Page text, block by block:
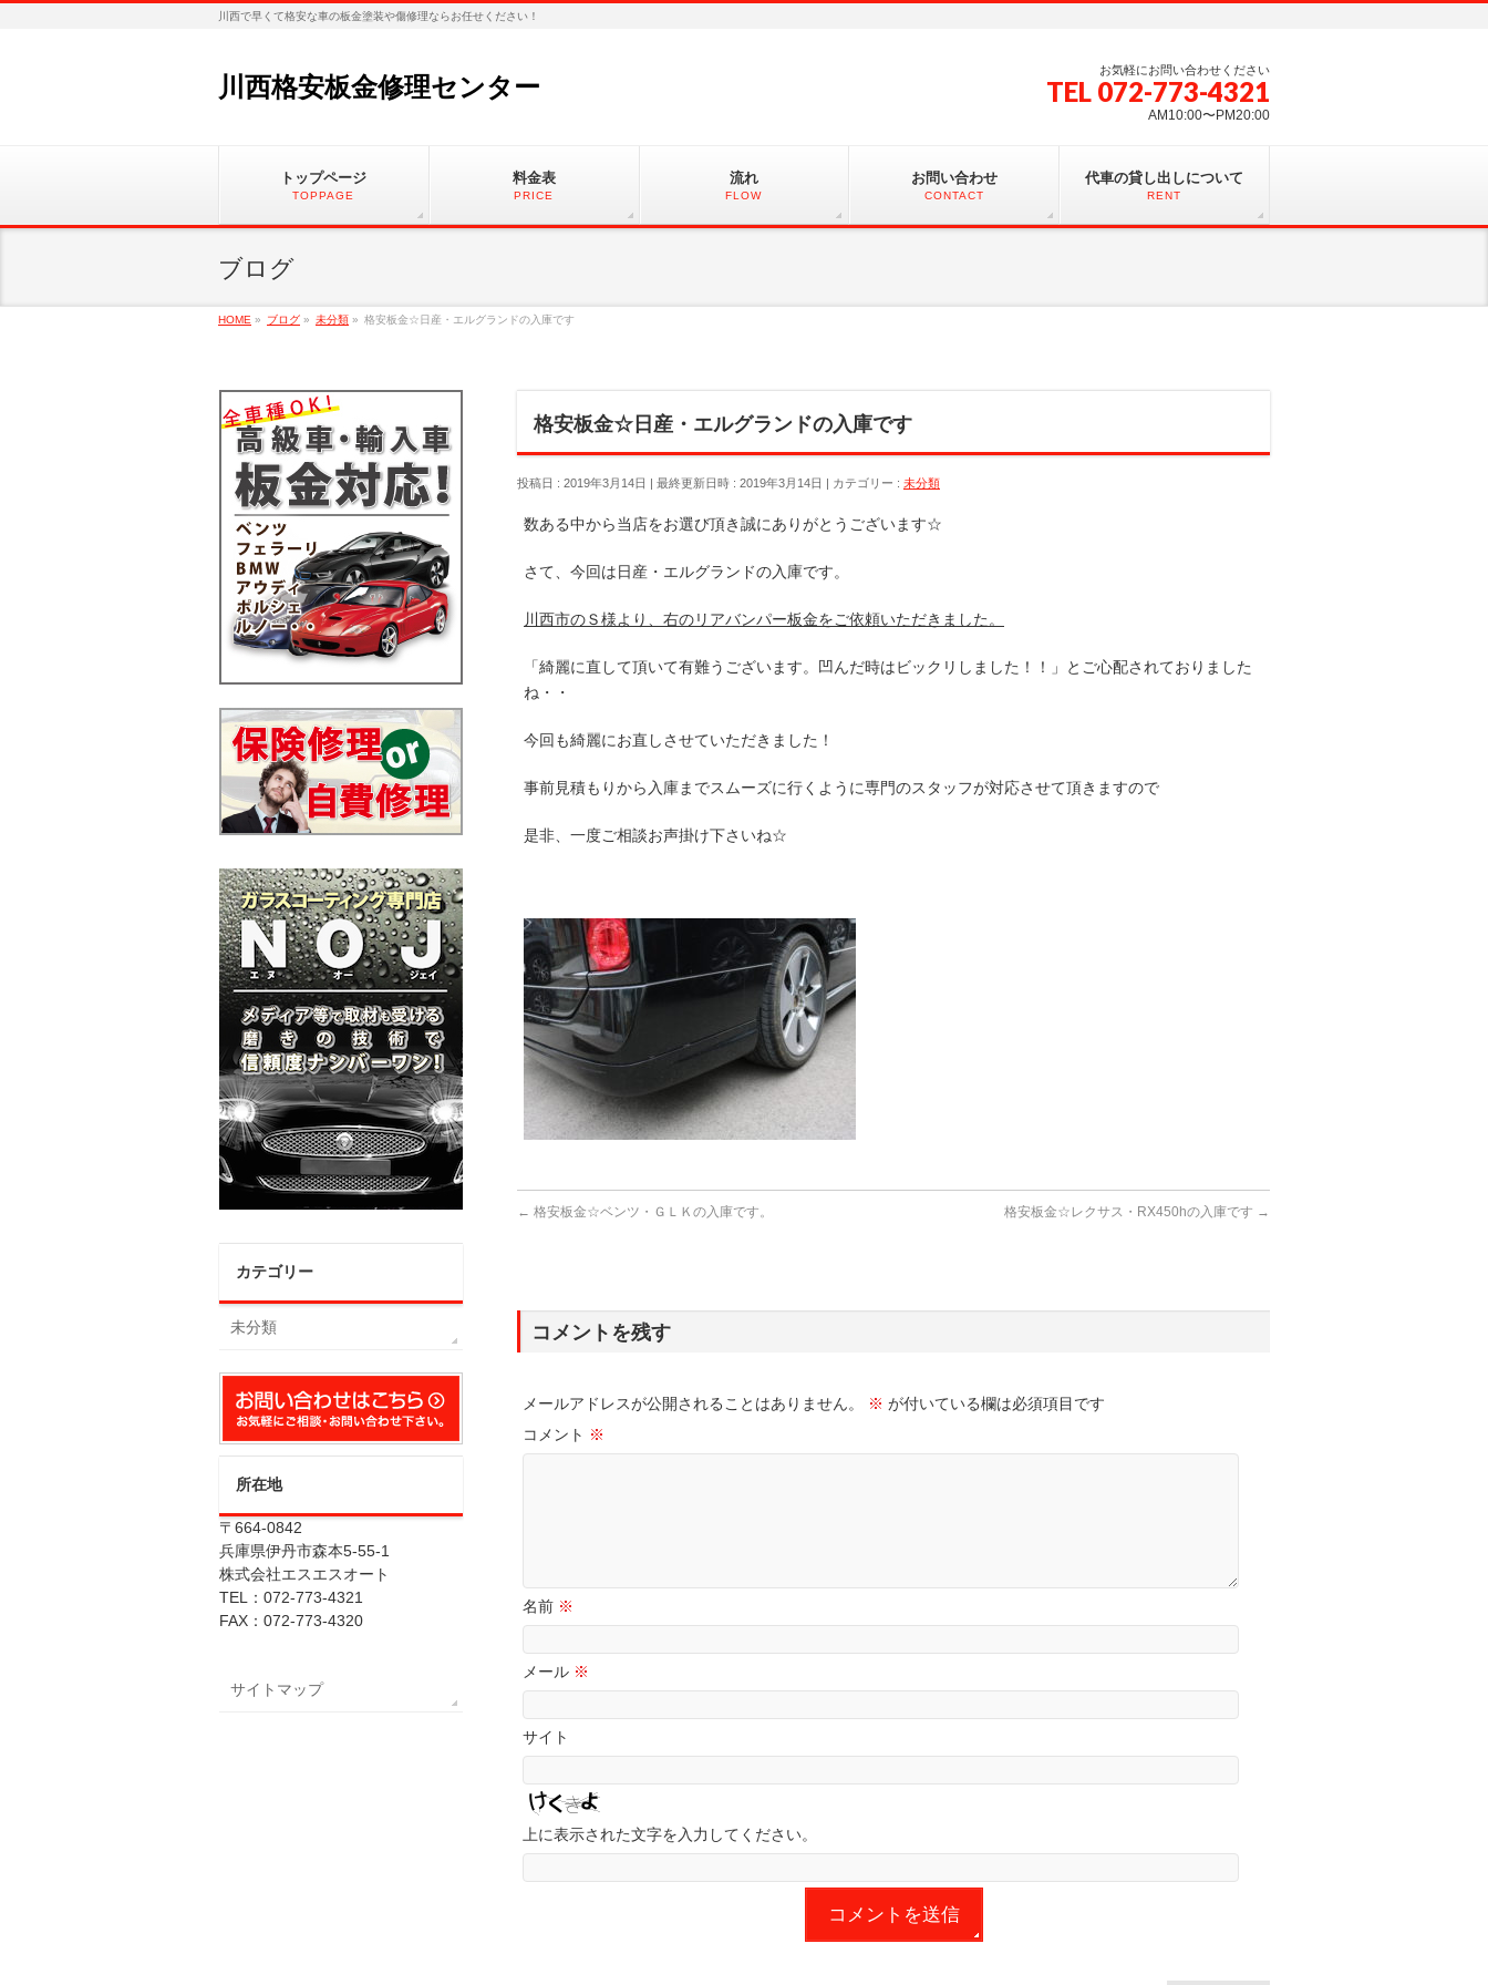
川西で早くて格安な車の板金塗装や傷修理ならお任せください！
川西格安板金修理センター
お気軽にお問い合わせください
TEL 072-773-4321
AM10:00〜PM20:00
トップページ
TOPPAGE
料金表
PRICE
流れ
FLOW
お問い合わせ
CONTACT
代車の貸し出しについて
RENT
ブログ
HOME » ブログ » 未分類 » 格安板金☆日産・エルグランドの入庫です
格安板金☆日産・エルグランドの入庫です
投稿日 : 2019年3月14日 最終更新日時 : 2019年3月14日 カテゴリー : 未分類
数ある中から当店をお選び頂き誠にありがとうございます☆
さて、今回は日産・エルグランドの入庫です。
川西市のＳ様より、右のリアバンパー板金をご依頼いただきました。
「綺麗に直して頂いて有難うございます。凹んだ時はビックリしました！！」とご心配されておりました
ね・・
今回も綺麗にお直しさせていただきました！
事前見積もりから入庫までスムーズに行くように専門のスタッフが対応させて頂きますので
是非、一度ご相談お声掛け下さいね☆
← 格安板金☆ベンツ・ＧＬＫの入庫です。 格安板金☆レクサス・RX450hの入庫です →
コメントを残す
メールアドレスが公開されることはありません。 ※ が付いている欄は必須項目です
コメント ※
名前 ※
メール ※
サイト
上に表示された文字を入力してください。
カテゴリー
未分類
所在地
〒664-0842
兵庫県伊丹市森本5-55-1
株式会社エスエスオート
TEL：072-773-4321
FAX：072-773-4320
サイトマップ